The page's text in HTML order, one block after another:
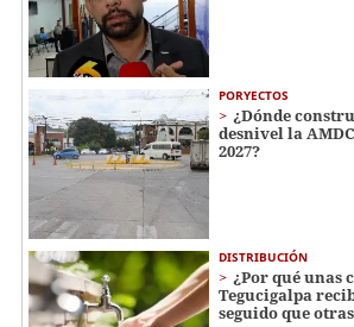
PORYECTOS
¿Dónde
desnivel la
2027?
DISTRIBUCIÓN
¿Por qué unas
Tegucigalpa
seguido que